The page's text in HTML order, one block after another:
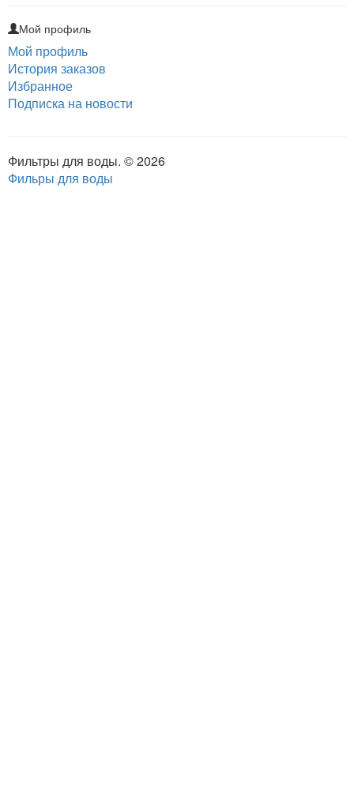
Мой профиль
Мой профиль
История заказов
Избранное
Подписка на новости
Фильтры для воды. © 2026
Фильры для воды